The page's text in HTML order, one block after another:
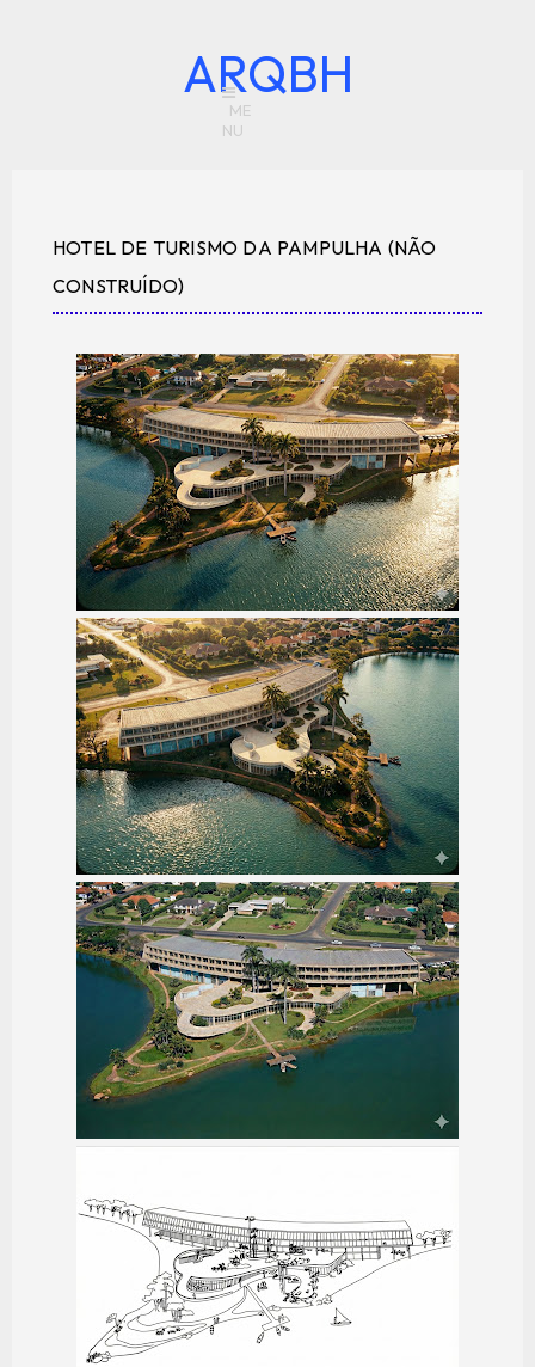
ARQBH
HOTEL DE TURISMO DA PAMPULHA (NÃO
CONSTRUÍDO)